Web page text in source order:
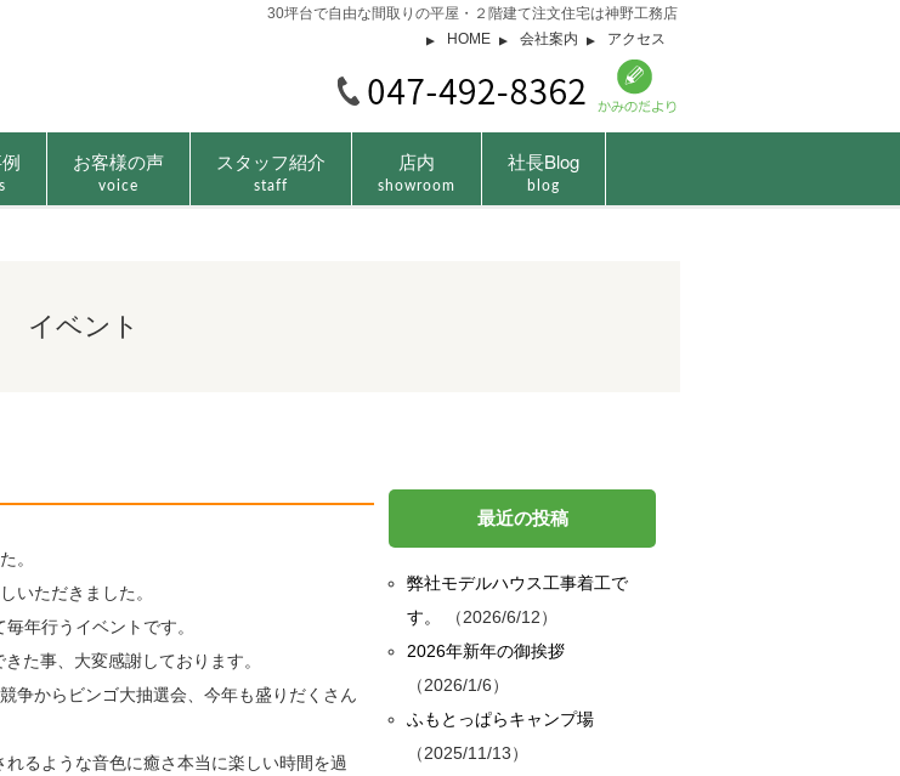
30坪台で自由な間取りの平屋・２階建て注文住宅は神野工務店
HOME
会社案内 アクセス
お客様の声
voice
スタッフ紹介
staff
店内
showroom
社長Blog
blog
イベント
。
いただきました。
年行うイベントです。
た事、大変感謝しております。
争からビンゴ大抽選会、今年も盛りだくさん
るような音色に癒さ本当に楽しい時間を過
最近の投稿
弊社モデルハウス工事着工で
す。
2026/6/12
2026年新年の御挨拶
2026/1/6
ふもとっぱらキャンプ場
2025/11/13